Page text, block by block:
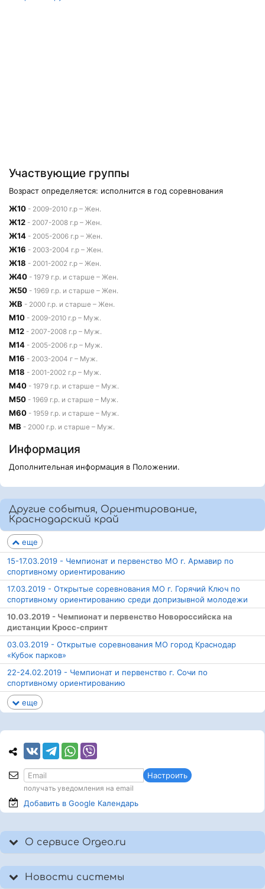
Участвующие группы
Возраст определяется: исполнится в год соревнования
Ж10 - 2009-2010 г.р – Жен.
Ж12 - 2007-2008 г.р – Жен.
Ж14 - 2005-2006 г.р – Жен.
Ж16 - 2003-2004 г.р – Жен.
Ж18 - 2001-2002 г.р – Жен.
Ж40 - 1979 г.р. и старше – Жен.
Ж50 - 1969 г.р. и старше – Жен.
ЖВ - 2000 г.р. и старше – Жен.
М10 - 2009-2010 г.р – Муж.
М12 - 2007-2008 г.р – Муж.
М14 - 2005-2006 г.р – Муж.
М16 - 2003-2004 г – Муж.
М18 - 2001-2002 г.р – Муж.
М40 - 1979 г.р. и старше – Муж.
М50 - 1969 г.р. и старше – Муж.
М60 - 1959 г.р. и старше – Муж.
МВ - 2000 г.р. и старше – Муж.
Информация
Дополнительная информация в Положении.
Другие события, Ориентирование,
Краснодарский край
еще
15-17.03.2019 - Чемпионат и первенство МО г. Армавир по
спортивному ориентированию
17.03.2019 - Открытые соревнования МО г. Горячий Ключ по
спортивному ориентированию среди допризывной молодежи
10.03.2019 - Чемпионат и первенство Новороссийска на
дистанции Кросс-спринт
03.03.2019 - Открытые соревнования МО город Краснодар
«Кубок парков»
22-24.02.2019 - Чемпионат и первенство г. Сочи по
спортивному ориентированию
еще
Настроить
получать уведомления на email
Добавить в Google Календарь
О сервисе Orgeo.ru
Новости системы